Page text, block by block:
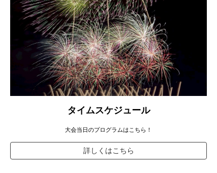
タイムスケジュール
大会当日のプログラムはこちら！
詳しくはこちら